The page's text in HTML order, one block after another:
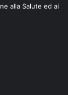
alla Salute ed ai